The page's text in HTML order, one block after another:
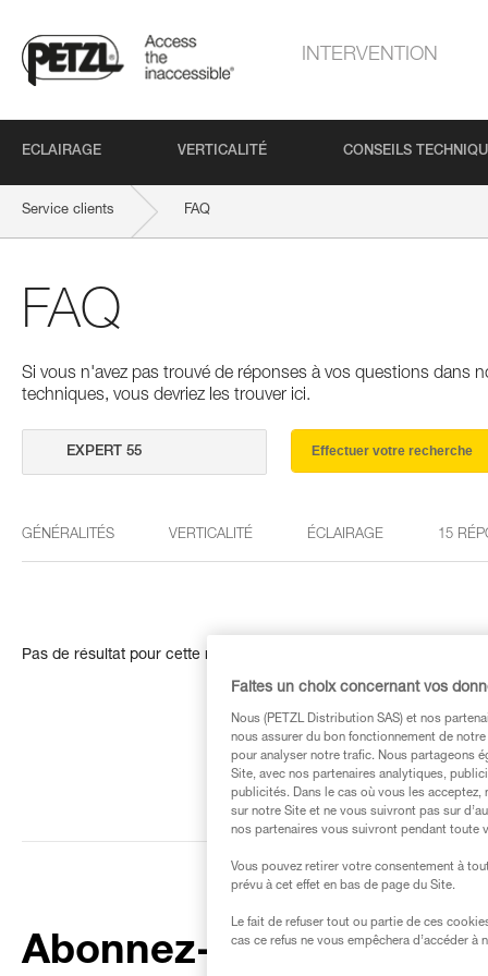
INTERVENTION
ECLAIRAGE VERTICALITÉ CONSEILS
Service clients FAQ
FAQ
Si vous n'avez pas trouvé de réponses à vos questions dans
techniques, vous devriez les trouver ici.
Effectuer votre recherche
GÉNÉRALITÉS VERTICALITÉ ÉCLAIRAGE 15
Pas de résultat pour cette recherche
Abonnez-vous à la
Faites un choix concernant vos
Nous (PETZL Distribution SAS) et nos
nous assurer du bon fonctionnement de
pour analyser notre trafic. Nous partageons
Site, avec nos partenaires analytiques,
publicités. Dans le cas où vous les
sur notre Site et ne vous suivront pas sur
nos partenaires vous suivront pendant toute
Vous pouvez retirer votre consentement à
prévu à cet effet en bas de page du Site.
Le fait de refuser tout ou partie de ces
cas ce refus ne vous empêchera d’accéder à